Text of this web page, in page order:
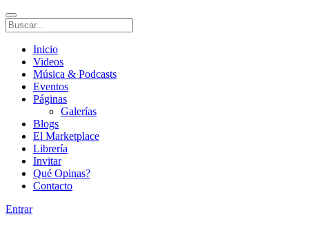
Inicio
Videos
Música & Podcasts
Eventos
Páginas
Galerías
Blogs
El Marketplace
Librería
Invitar
Qué Opinas?
Contacto
Entrar